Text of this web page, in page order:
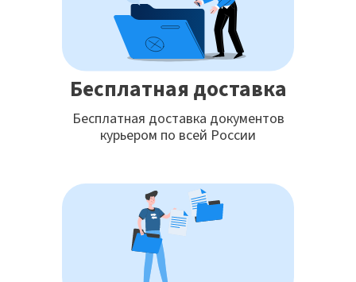
Бесплатная доставка
Бесплатная доставка документов
курьером по всей России